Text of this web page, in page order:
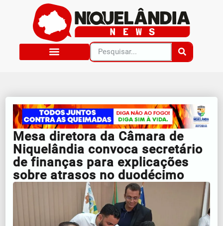
Mesa diretora da Câmara de
Niquelândia convoca secretário
de finanças para explicações
sobre atrasos no duodécimo